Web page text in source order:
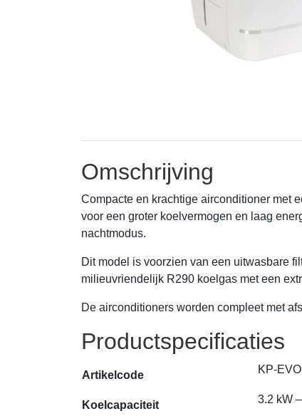
Omschrijving
Compacte en krachtige airconditioner met
voor een groter koelvermogen en laag
nachtmodus.
Dit model is voorzien van een uitwasbare
milieuvriendelijk R290 koelgas met een
De airconditioners worden compleet met
Productspecificaties
Artikelcode KP-
Koelcapaciteit 3.2 kW